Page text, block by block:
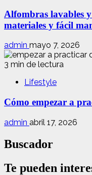
Alfombras lavables
materiales y fácil
admin mayo 7, 2026
3 min de lectura
Lifestyle
Cómo empezar a
admin abril 17, 2026
Buscador
Te pueden